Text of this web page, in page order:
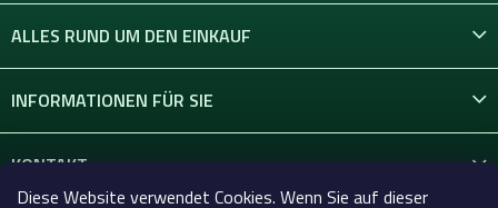
Diese Website verwendet Cookies. Wenn Sie auf dieser
ALLES RUND UM DEN EINKAUF
INFORMATIONEN FÜR SIE
KONTAKT